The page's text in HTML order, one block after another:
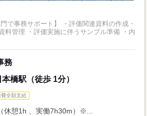
ト】 ・評価関連資料の作成・
料管理 ・評価実施に伴うサンプル準備 ・内
務
橋駅（徒歩 1分）
費全額支給
休憩1h 、実働7h30m）※...